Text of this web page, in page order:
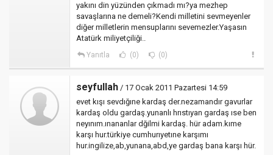
yakını din yüzünden çıkmadı mı?ya mezhep
savaşlarına ne demeli?Kendi milletini sevmeyenler
diğer milletlerin mensuplarını sevemezler.Yaşasın
Atatürk miliyetçiliği..
Yanıtla (0) (0)
seyfullah / 17 Ocak 2011 Pazartesi 14:59
evet kışı sevdığıne kardaş der.nezamandır gavurlar
kardaş oldu gardaş.yunanlı hrıstıyan gardaş ıse ben
neyınım.ınananlar dğilmi kardaş. hür adam.kıme
karşı hur.türkiye cumhurıyetıne karşımı
hur.ingilize,ab,yunana,abd,ye gardaş bana karşı hür.